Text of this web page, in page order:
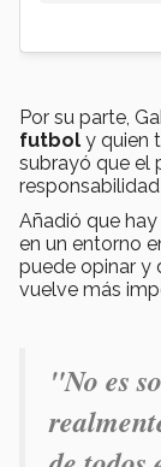
Por su parte,
futbol y quien
subrayó que el
Añadió que hay
en un entorno
puede opinar y
vuelve más
"No es